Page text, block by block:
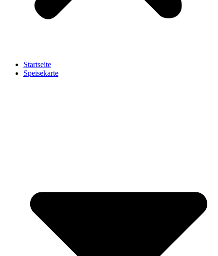
Startseite
Speisekarte